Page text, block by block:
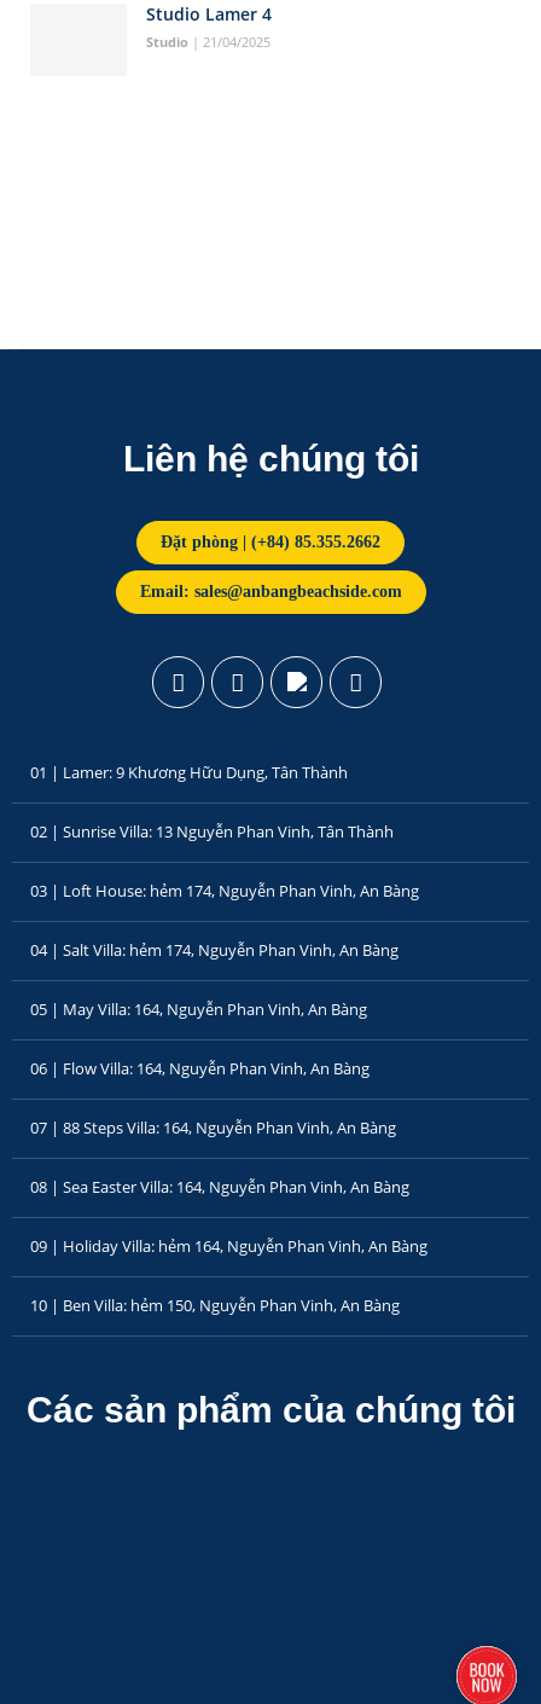
Studio Lamer 4
Studio | 21/04/2025
Liên hệ chúng tôi
Đặt phòng | (+84) 85.355.2662
Email: sales@anbangbeachside.com
01 | Lamer: 9 Khương Hữu Dụng, Tân Thành
02 | Sunrise Villa: 13 Nguyễn Phan Vinh, Tân Thành
03 | Loft House: hẻm 174, Nguyễn Phan Vinh, An Bàng
04 | Salt Villa: hẻm 174, Nguyễn Phan Vinh, An Bàng
05 | May Villa: 164, Nguyễn Phan Vinh, An Bàng
06 | Flow Villa: 164, Nguyễn Phan Vinh, An Bàng
07 | 88 Steps Villa: 164, Nguyễn Phan Vinh, An Bàng
08 | Sea Easter Villa: 164, Nguyễn Phan Vinh, An Bàng
09 | Holiday Villa: hẻm 164, Nguyễn Phan Vinh, An Bàng
10 | Ben Villa: hẻm 150, Nguyễn Phan Vinh, An Bàng
Các sản phẩm của chúng tôi